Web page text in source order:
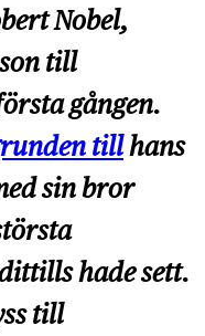
Nobel,
till
gången.
tillhans
sin bror
hade sett.
till